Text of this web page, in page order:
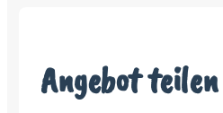
Angebot teilen